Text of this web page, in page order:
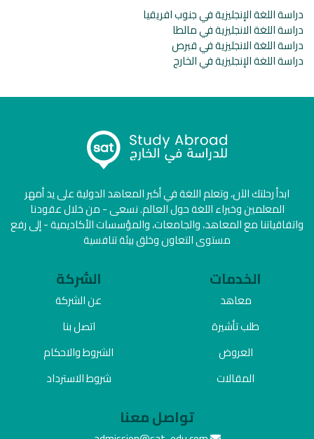
دراسة اللغة الإنجليزية في جنوب افريقيا
دراسة اللغة الانجليزية في مالطا
دراسة اللغة الانجليزية في قبرص
دراسة اللغة الإنجليزية في الخارج
ابدأ رحلتك الآن، وتعلم اللغة في أكبر المعاهد الدولية على يد أمهر
المعلمين وخبراء اللغة حول العالم. نسعى - من خلال عقودنا
واتفاقياتنا مع المعاهد، والجامعات، والمؤسسات الأكاديمية - إلى رفع
مستوى التعاون وخلق بيئة تنافسية
الخدمات
معاهد
طلب تأشيرة
العروض
المقالات
الشركة
عن الشركة
اتصل بنا
الشروط والاحكام
شروط الاسترداد
تواصل معنا